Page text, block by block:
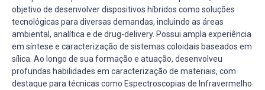
objetivo de desenvolver dispositivos híbridos como soluções
tecnológicas para diversas demandas, incluindo as áreas
ambiental, analítica e de drug-delivery. Possui ampla experiência
em síntese e caracterização de sistemas coloidais baseados em
sílica. Ao longo de sua formação e atuação, desenvolveu
profundas habilidades em caracterização de materiais, com
destaque para técnicas como Espectroscopias de Infravermelho